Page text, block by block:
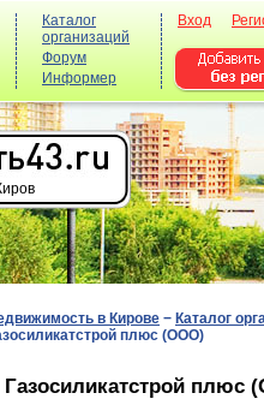
Каталог
организаций
Форум
Информер
Вход
в Кирове − Каталог
плюс (ООО)
Газосиликатстрой плюс